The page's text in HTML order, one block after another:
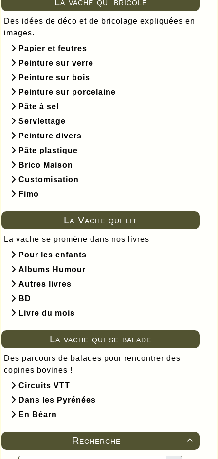
Des idées de déco et de bricolage expliquées en
images.
Papier et feutres
Peinture sur verre
Peinture sur bois
Peinture sur porcelaine
Pâte à sel
Serviettage
Peinture divers
Pâte plastique
Brico Maison
Customisation
Fimo
La Vache qui lit
La vache se promène dans nos livres
Pour les enfants
Albums Humour
Autres livres
BD
Livre du mois
La vache qui se balade
Des parcours de balades pour rencontrer des
copines bovines !
Circuits VTT
Dans les Pyrénées
En Béarn

Recherche